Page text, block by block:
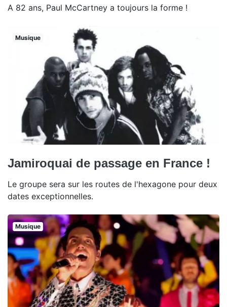
A 82 ans, Paul McCartney a toujours la forme !
Musique
Jamiroquai de passage en France !
Le groupe sera sur les routes de l'hexagone pour deux
dates exceptionnelles.
Musique